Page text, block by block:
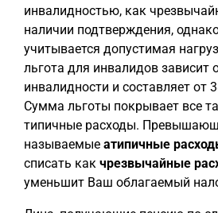
инвалидностью, как
наличии подтверждения,
учитывается допустимая
льгота для инвалидов зависит
инвалидности и составляет от
Сумма льготы покрывает все
типичные расходы.
называемые атипичные
списать как чрезвычайные
уменьшит Ваш облагаемый